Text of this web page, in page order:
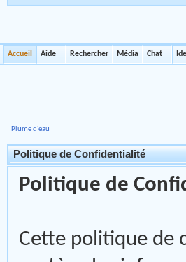
Accueil Aide Rechercher Média Chat
Plume d'eau
Politique de Confidentialité
Politique de
Cette politique de